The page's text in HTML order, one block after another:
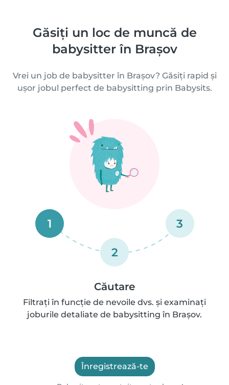
Găsiți un loc de muncă de
babysitter în Brașov
Vrei un job de babysitter în Brașov? Găsiți rapid și
ușor jobul perfect de babysitting prin Babysits.
1
2
3
Căutare
Filtrați în funcție de nevoile dvs. și examinați
joburile detaliate de babysitting în Brașov.
Înregistrează-te